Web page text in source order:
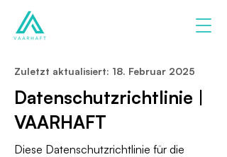
Zuletzt aktualisiert: 18. Februar 2025
Datenschutzrichtlinie |
VAARHAFT
Diese Datenschutzrichtlinie für die